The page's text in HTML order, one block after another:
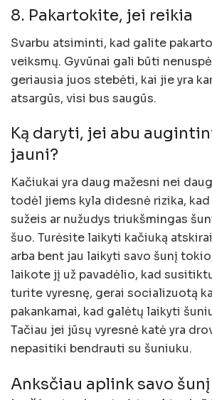
8. Pakartokite, jei reikia
Svarbu atsiminti, kad galite
veiksmų. Gyvūnai gali būti
geriausia juos stebėti, kai jie yra
atsargūs, visi bus saugūs.
Ką daryti, jei abu
jauni?
Kačiukai yra daug mažesni nei
todėl jiems kyla didesnė rizika,
sužeis ar nužudys triukšmingas
šuo. Turėsite laikyti kačiuką
arba bent jau laikyti savo šunį
laikote jį už pavadėlio, kad
turite vyresnę, gerai socializuotą
pakankamai, kad galėtų laikyti
Tačiau jei jūsų vyresnė katė yra
nepasitiki bendrauti su šuniuku.
Anksčiau aplink savo